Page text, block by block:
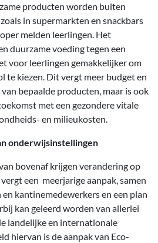
producten worden buiten
in supermarkten en snackbars
melden leerlingen. Het
duurzame voeding tegen een
voor leerlingen gemakkelijker om
te kiezen. Dit vergt meer budget en
bepaalde producten, maar is ook
met een gezondere vitale
en milieukosten.
onderwijsinstellingen
bovenaf krijgen verandering op
een meerjarige aanpak, samen
kantinemedewerkers en een plan
kan geleerd worden van allerlei
landelijke en internationale
hiervan is de aanpak van Eco-